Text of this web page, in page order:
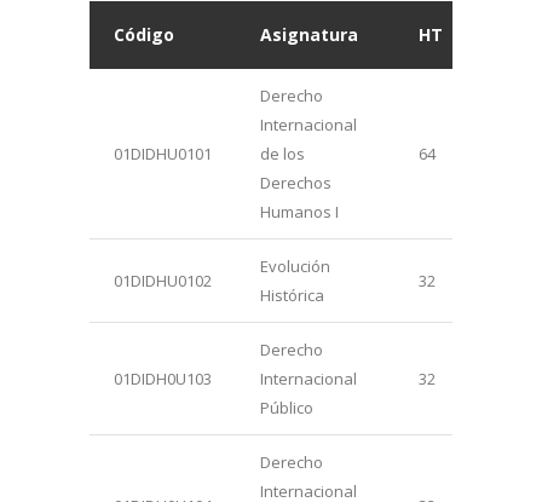
Código Asignatura HT
01DIDHU0101
Derecho
Internacional
de los
Derechos
Humanos I
64
01DIDHU0102
Evolución
Histórica
32
01DIDH0U103
Derecho
Internacional
Público
32
Derecho
Internacional